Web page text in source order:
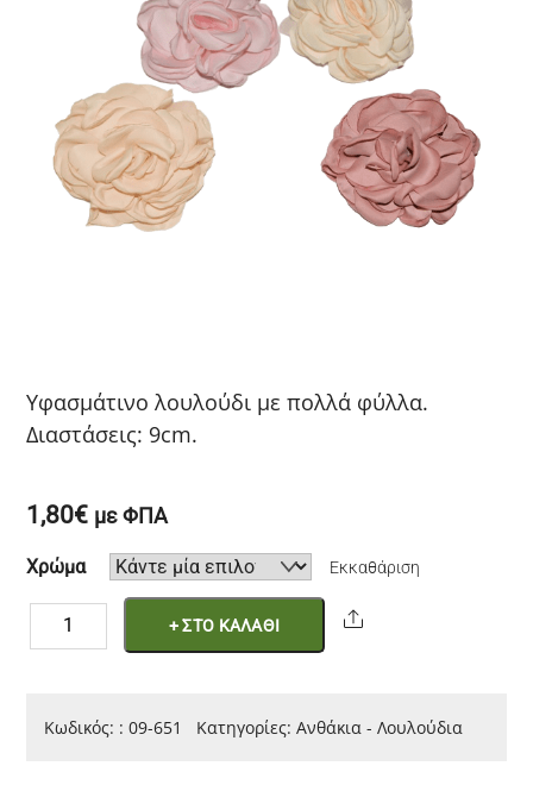
Υφασμάτινο λουλούδι με πολλά φύλλα.
Διαστάσεις: 9cm.
1,80€ με ΦΠΑ
Χρώμα Εκκαθάριση
Υφασμάτινο
λουλούδι
ποσότητα
+ ΣΤΟ ΚΑΛΑΘΙ Share
Κωδικός: :09-651 Κατηγορίες: Ανθάκια - Λουλούδια